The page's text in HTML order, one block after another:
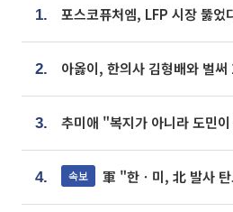
1.
2.
3.
4. 속보 軍 "한ㆍ미, 北 발사 탄도미